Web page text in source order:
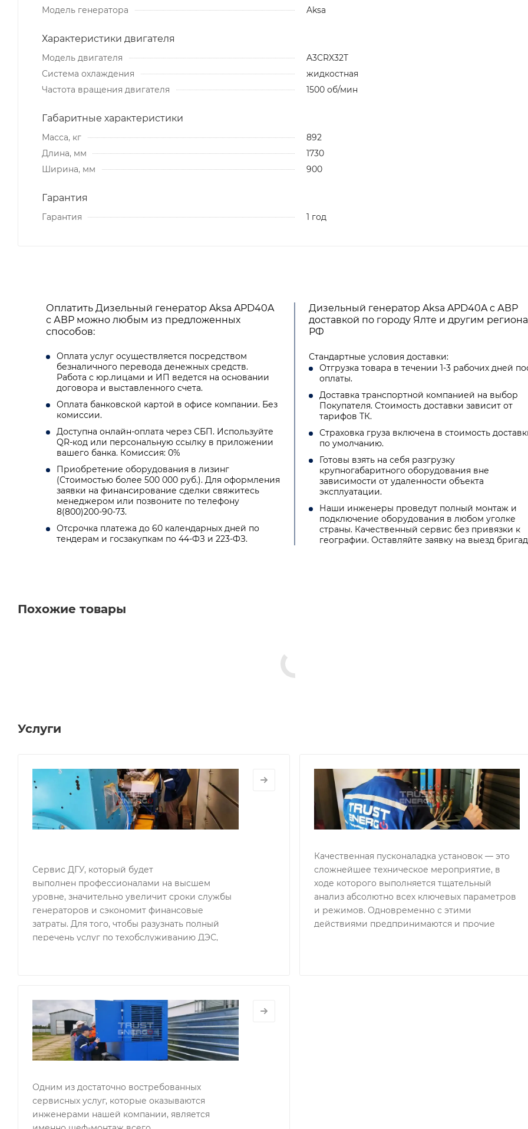
Модель генератора
Aksa
Характеристики двигателя
Модель двигателя
A3CRX32T
Система охлаждения
жидкостная
Частота вращения двигателя
1500 об/мин
Габаритные характеристики
Масса, кг
892
Длина, мм
1730
Ширина, мм
900
Гарантия
Гарантия 1 год
Оплатить Дизельный генератор Aksa APD40A
с АВР можно любым из предложенных
способов:
Оплата услуг осуществляется посредством
безналичного перевода денежных средств.
Работа с юр.лицами и ИП ведется на основании
договора и выставленного счета.
Оплата банковской картой в офисе компании. Без
комиссии.
Доступна онлайн-оплата через СБП. Используйте
QR-код или персональную ссылку в приложении
вашего банка. Комиссия: 0%
Приобретение оборудования в лизинг
(Стоимостью более 500 000 руб.). Для оформления
заявки на финансирование сделки свяжитесь
менеджером или позвоните по телефону
8(800)200-90-73.
Отсрочка платежа до 60 календарных дней по
тендерам и госзакупкам по 44-ФЗ и 223-ФЗ.
Дизельный генератор Aksa APD40A с АВР
доставкой по городу Ялте и другим
РФ
Стандартные условия доставки:
Отгрузка товара в течении 1-3 рабочих дней
оплаты.
Доставка транспортной компанией на выбор
Покупателя. Стоимость доставки зависит от
тарифов ТК.
Страховка груза включена в стоимость
по умолчанию.
Готовы взять на себя разгрузку
крупногабаритного оборудования вне
зависимости от удаленности объекта
эксплуатации.
Наши инженеры проведут полный монтаж и
подключение оборудования в любом уголке
страны. Качественный сервис без привязки к
географии. Оставляйте заявку на выезд
Похожие товары
Услуги
ОБСЛУЖИВАНИЕ
Сервис
и
Сервис ДГУ, который будет
выполнен профессионалами на высшем
уровне, значительно увеличит сроки службы
генераторов и сэкономит финансовые
затраты. Для того, чтобы разузнать полный
перечень услуг по техобслуживанию ДЭС,
Качественная пусконаладка установок — это
сложнейшее техническое мероприятие, в
ходе которого выполняется тщательный
анализ абсолютно всех ключевых параметров
и режимов. Одновременно с этими
действиями предпринимаются и прочие
РАБОТЫ
ГЕНЕРАТОРОВ
Шеф
монтаж
генераторов
Одним из достаточно востребованных
сервисных услуг, которые оказываются
инженерами нашей компании, является